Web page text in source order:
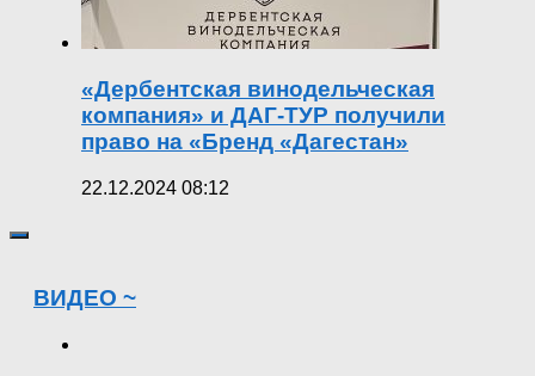
«Дербентская винодельческая
компания» и ДАГ-ТУР получили
право на «Бренд «Дагестан»
22.12.2024 08:12
ВИДЕО ~